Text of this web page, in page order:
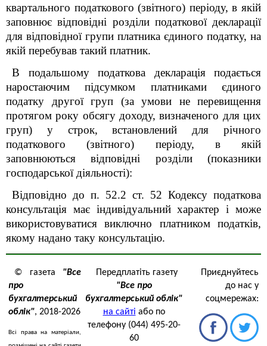
квартального податкового (звітного) періоду, в якій
заповнює відповідні розділи податкової декларації
для відповідної групи платника єдиного податку, на
якій перебував такий платник.
В подальшому податкова декларація подається
наростаючим підсумком платниками єдиного
податку другої груп (за умови не перевищення
протягом року обсягу доходу, визначеного для цих
груп) у строк, встановлений для річного
податкового (звітного) періоду, в якій
заповнюються відповідні розділи (показники
господарської діяльності):
Відповідно до п. 52.2 ст. 52 Кодексу податкова
консультація має індивідуальний характер і може
використовуватися виключно платником податків,
якому надано таку консультацію.
© газета "Все
про
бухгалтерський
облік", 2018-2026
Всі права на матеріали,
Передплатіть газету
"Все про
бухгалтерський облік"
на сайті або по
телефону (044) 495-20-
60
Приєднуйтесь
до нас у
соцмережах: